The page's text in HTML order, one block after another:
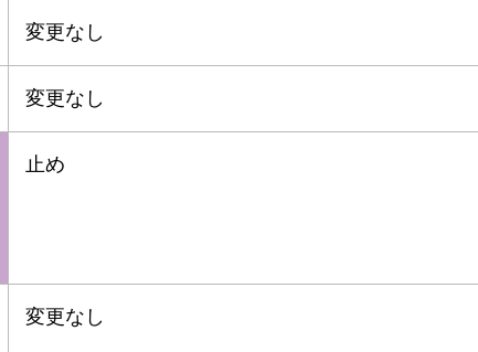
変更なし
変更なし
止め
変更なし